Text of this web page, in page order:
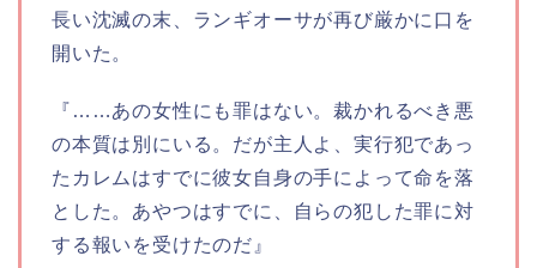
長い沈滅の末、ランギオーサが再び厳かに口を
開いた。
『……あの女性にも罪はない。裁かれるべき悪
の本質は別にいる。だが主人よ、実行犯であっ
たカレムはすでに彼女自身の手によって命を落
とした。あやつはすでに、自らの犯した罪に対
する報いを受けたのだ』